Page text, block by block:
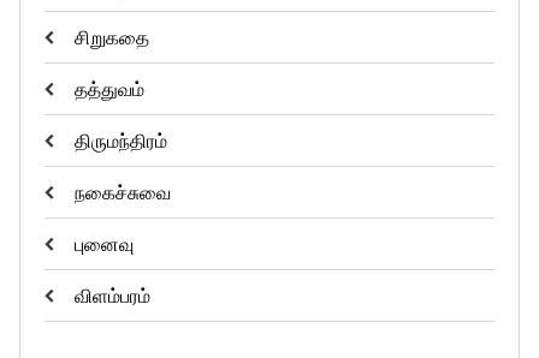
சிறுகதை
தத்துவம்
திருமந்திரம்
நகைச்சுவை
புனைவு
விளம்பரம்